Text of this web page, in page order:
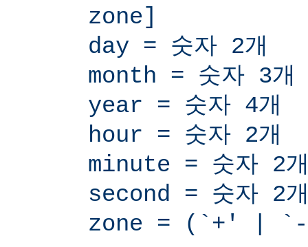
zone]
day = 숫자 2개
month = 숫자 3개
year = 숫자 4개
hour = 숫자 2개
minute = 숫자 2
second = 숫자 2
zone = (`+' | `-